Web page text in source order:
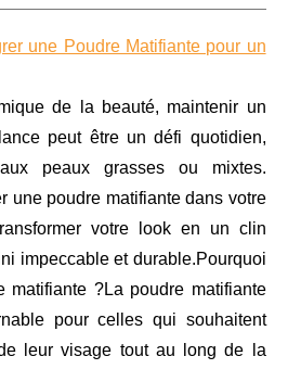
une Poudre Matifiante pour un
de la beauté, maintenir un
peut être un défi quotidien,
peaux grasses ou mixtes.
une poudre matifiante dans votre
votre look en un clin
impeccable et durable.Pourquoi
matifiante ?La poudre matifiante
pour celles qui souhaitent
leur visage tout au long de la